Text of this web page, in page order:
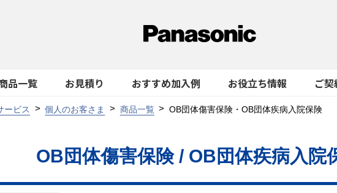
品一覧 お見積り おすすめ加入例 お役立ち情報 ご
ービス 個人のお客さま 商品一覧 OB団体傷害保険・OB団体疾病入院保険
OB団体傷害保険 / OB団体疾病入院